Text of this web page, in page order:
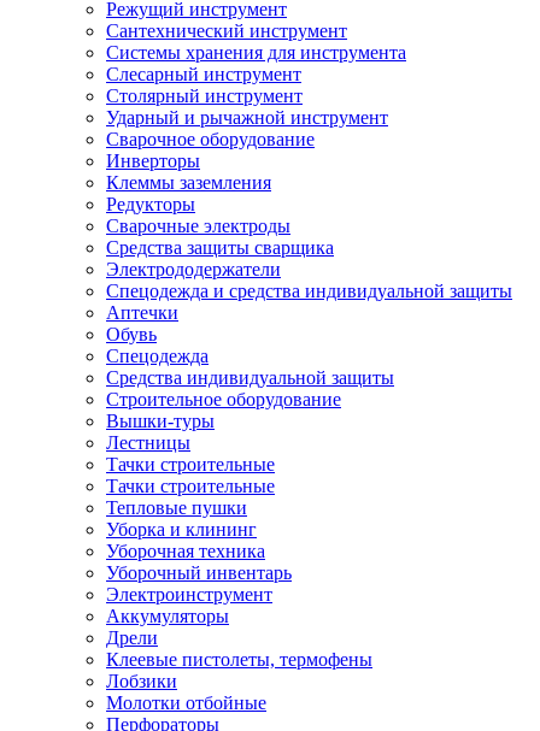
Режущий инструмент
Сантехнический инструмент
Системы хранения для инструмента
Слесарный инструмент
Столярный инструмент
Ударный и рычажной инструмент
Сварочное оборудование
Инверторы
Клеммы заземления
Редукторы
Сварочные электроды
Средства защиты сварщика
Электрододержатели
Спецодежда и средства индивидуальной защиты
Аптечки
Обувь
Спецодежда
Средства индивидуальной защиты
Строительное оборудование
Вышки-туры
Лестницы
Тачки строительные
Тачки строительные
Тепловые пушки
Уборка и клининг
Уборочная техника
Уборочный инвентарь
Электроинструмент
Аккумуляторы
Дрели
Клеевые пистолеты, термофены
Лобзики
Молотки отбойные
Перфораторы